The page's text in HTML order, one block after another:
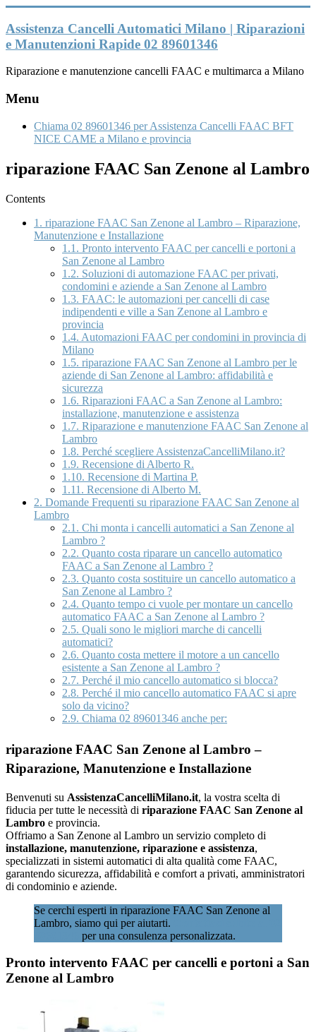
al
contenuto
Assistenza Cancelli Automatici Milano | Riparazioni
e Manutenzioni Rapide 02 89601346
Riparazione e manutenzione cancelli FAAC e multimarca a Milano
Menu
Chiama 02 89601346 per Assistenza Cancelli FAAC BFT
NICE CAME a Milano e provincia
riparazione FAAC San Zenone al Lambro
Contents
1. riparazione FAAC San Zenone al Lambro – Riparazione,
Manutenzione e Installazione
1.1. Pronto intervento FAAC per cancelli e portoni a
San Zenone al Lambro
1.2. Soluzioni di automazione FAAC per privati,
condomini e aziende a San Zenone al Lambro
1.3. FAAC: le automazioni per cancelli di case
indipendenti e ville a San Zenone al Lambro e
provincia
1.4. Automazioni FAAC per condomini in provincia di
Milano
1.5. riparazione FAAC San Zenone al Lambro per le
aziende di San Zenone al Lambro: affidabilità e
sicurezza
1.6. Riparazioni FAAC a San Zenone al Lambro:
installazione, manutenzione e assistenza
1.7. Riparazione e manutenzione FAAC San Zenone al
Lambro
1.8. Perché scegliere AssistenzaCancelliMilano.it?
1.9. Recensione di Alberto R.
1.10. Recensione di Martina P.
1.11. Recensione di Alberto M.
2. Domande Frequenti su riparazione FAAC San Zenone al
Lambro
2.1. Chi monta i cancelli automatici a San Zenone al
Lambro ?
2.2. Quanto costa riparare un cancello automatico
FAAC a San Zenone al Lambro ?
2.3. Quanto costa sostituire un cancello automatico a
San Zenone al Lambro ?
2.4. Quanto tempo ci vuole per montare un cancello
automatico FAAC a San Zenone al Lambro ?
2.5. Quali sono le migliori marche di cancelli
automatici?
2.6. Quanto costa mettere il motore a un cancello
esistente a San Zenone al Lambro ?
2.7. Perché il mio cancello automatico si blocca?
2.8. Perché il mio cancello automatico FAAC si apre
solo da vicino?
2.9. Chiama 02 89601346 anche per:
riparazione FAAC San Zenone al Lambro –
Riparazione, Manutenzione e Installazione
Benvenuti su AssistenzaCancelliMilano.it, la vostra scelta di
fiducia per tutte le necessità di riparazione FAAC San Zenone al
Lambro e provincia.
Offriamo a San Zenone al Lambro un servizio completo di
installazione, manutenzione, riparazione e assistenza,
specializzati in sistemi automatici di alta qualità come FAAC,
garantendo sicurezza, affidabilità e comfort a privati, amministratori
di condominio e aziende.
Se cerchi esperti in riparazione FAAC San Zenone al
Lambro, siamo qui per aiutarti.
per una consulenza personalizzata.
Pronto intervento FAAC per cancelli e portoni a San
Zenone al Lambro